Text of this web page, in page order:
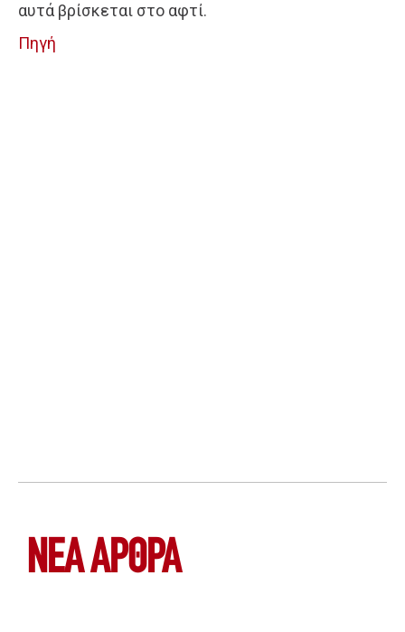
αυτά βρίσκεται στο αφτί.
Πηγή
ΝΕΑ ΆΡΘΡΑ